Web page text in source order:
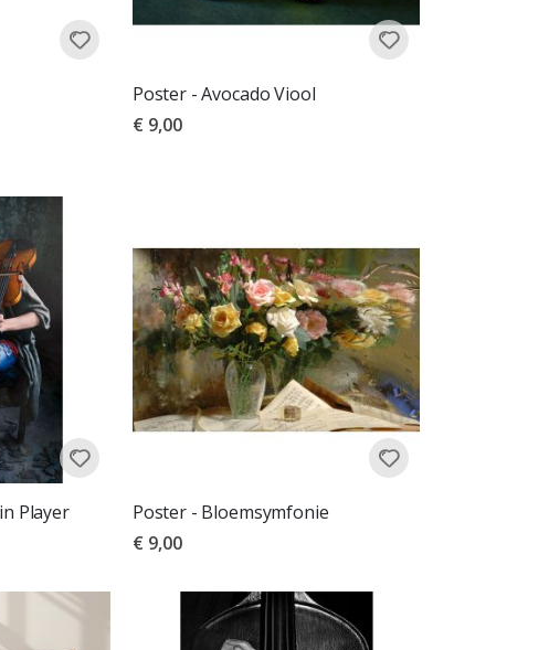
Poster - Avocado Viool
€ 9,00
Player
Poster - Bloemsymfonie
€ 9,00